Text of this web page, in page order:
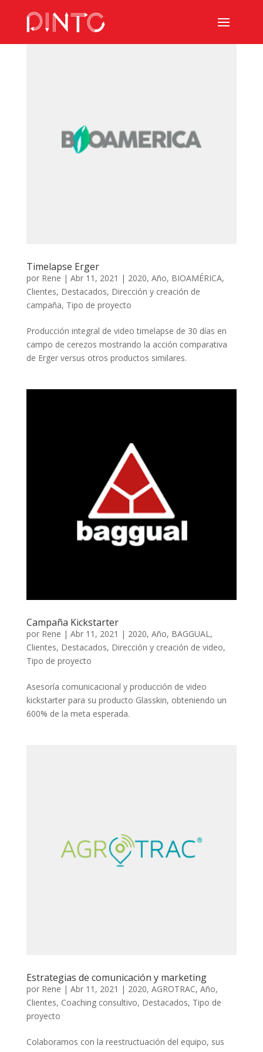
Timelapse Erger
por Rene | Abr 11, 2021 | 2020, Año, BIOAMÉRICA,
Clientes, Destacados, Dirección y creación de
campaña, Tipo de proyecto
Producción integral de video timelapse de 30 días en
campo de cerezos mostrando la acción comparativa
de Erger versus otros productos similares.
Campaña Kickstarter
por Rene | Abr 11, 2021 | 2020, Año, BAGGUAL ,
Clientes, Destacados, Dirección y creación de video,
Tipo de proyecto
Asesoría comunicacional y producción de video
kickstarter para su producto Glasskin, obteniendo un
600% de la meta esperada.
Estrategias de comunicación y marketing
por Rene | Abr 11, 2021 | 2020, AGROTRAC, Año,
Clientes, Coaching consultivo, Destacados, Tipo de
proyecto
Colaboramos con la reestructuación del equipo, sus